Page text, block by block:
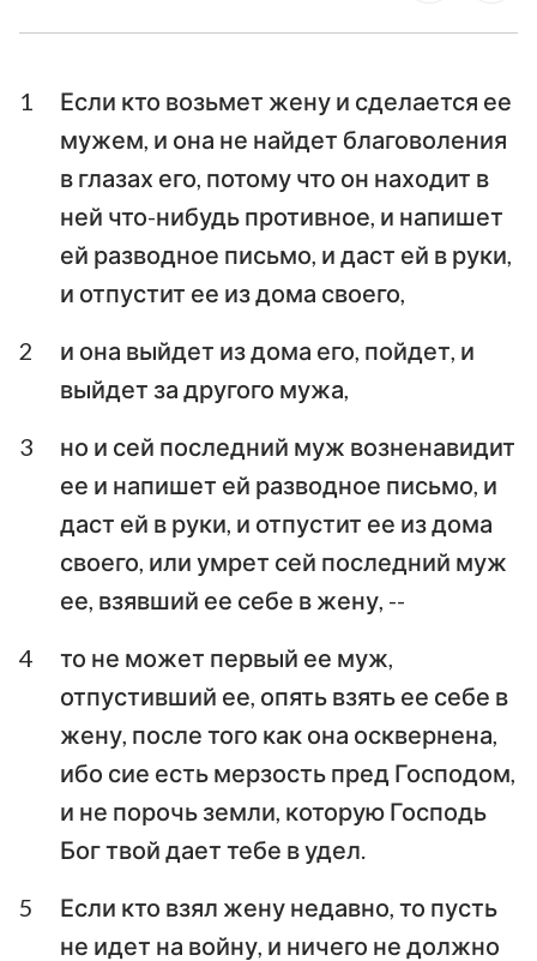
Есфирь Иов
Псалтирь Притчи
Екклесиаст Песни Песней
Исаия Иеремия
Плач Иеремии
Даниил Осия
Михей Наум
Аввакум Софония
1
Если кто возьмет жену и сделается ее
мужем, и она не найдет благоволения
в глазах его, потому что он находит в
ней что-нибудь противное, и напишет
ей разводное письмо, и даст ей в руки,
и отпустит ее из дома своего,
2
и она выйдет из дома его, пойдет, и
выйдет за другого мужа,
3
но и сей последний муж возненавидит
ее и напишет ей разводное письмо, и
даст ей в руки, и отпустит ее из дома
своего, или умрет сей последний муж
ее, взявший ее себе в жену, --
4
то не может первый ее муж,
отпустивший ее, опять взять ее себе в
жену, после того как она осквернена,
ибо сие есть мерзость пред Господом,
и не порочь земли, которую Господь
Бог твой дает тебе в удел.
5
Если кто взял жену недавно, то пусть
не идет на войну, и ничего не должно